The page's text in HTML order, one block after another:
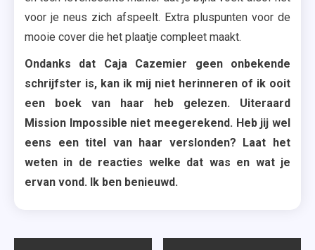
voor je neus zich afspeelt. Extra pluspunten voor de
mooie cover die het plaatje compleet maakt.
Ondanks dat Caja Cazemier geen onbekende
schrijfster is, kan ik mij niet herinneren of ik ooit
een boek van haar heb gelezen. Uiteraard
Mission Impossible niet meegerekend. Heb jij wel
eens een titel van haar verslonden? Laat het
weten in de reacties welke dat was en wat je
ervan vond. Ik ben benieuwd.